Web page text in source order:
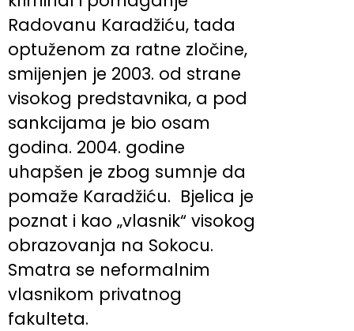
Radovanu Karadžiću, tada
optuženom za ratne zločine,
smijenjen je 2003. od strane
visokog predstavnika, a pod
sankcijama je bio osam
godina. 2004. godine
uhapšen je zbog sumnje da
pomaže Karadžiću. Bjelica je
poznat i kao „vlasnik“ visokog
obrazovanja na Sokocu.
Smatra se neformalnim
vlasnikom privatnog
fakulteta.